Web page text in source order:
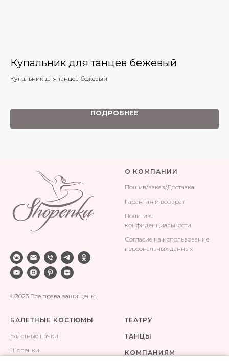
Купальник для танцев бежевый
Купальник для танцев бежевый
ПОДРОБНЕЕ
©2023 Все права защищены.
О КОМПАНИИ
Пошив/заказ/Доставка
Гарантия и возврат
Политика
конфиденциальности
Согласие на использование
персональных данных
БАЛЕТНЫЕ КОСТЮМЫ
Балетные пачки
Шопенки
ТЕАТРУ
ТАНЦЫ
КОМПАНИЯМ